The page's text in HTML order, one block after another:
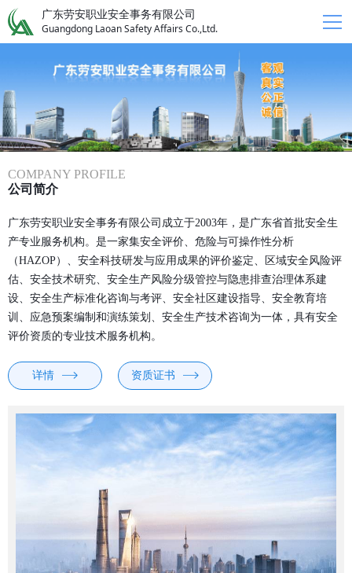
广东劳安职业安全事务有限公司
Guangdong Laoan Safety Affairs Co.,Ltd.
COMPANY PROFILE
公司简介
广东劳安职业安全事务有限公司成立于2003年，是广东省首批安全生
产专业服务机构。是一家集安全评价、危险与可操作性分析
（HAZOP）、安全科技研发与应用成果的评价鉴定、区域安全风险评
估、安全技术研究、安全生产风险分级管控与隐患排查治理体系建
设、安全生产标准化咨询与考评、安全社区建设指导、安全教育培
训、应急预案编制和演练策划、安全生产技术咨询为一体，具有安全
评价资质的专业技术服务机构。
详情 资质证书